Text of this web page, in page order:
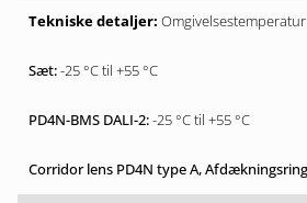
Omgivelsestemperatur
-25 °C til +55 °C
-25 °C til +55 °C